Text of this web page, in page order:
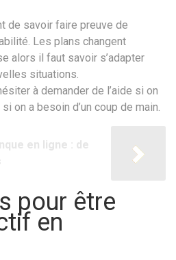
de savoir faire preuve de
Les plans changent
alors il faut savoir s’adapter
situations.
à demander de l’aide si on
on a besoin d’un coup de main.
en ligne : de
pour être
en